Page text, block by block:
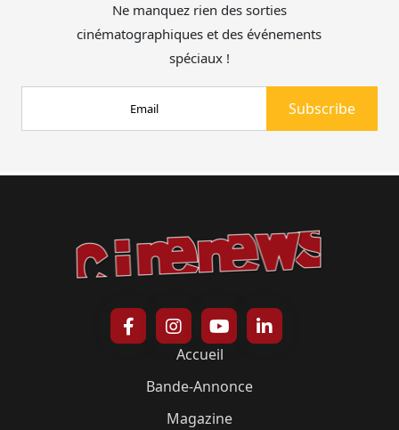
Ne manquez rien des sorties
cinématographiques et des événements
spéciaux !
Accueil
Bande-Annonce
Magazine